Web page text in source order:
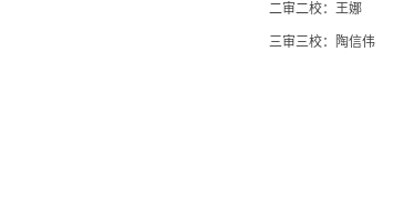
二审二校：王娜
三审三校：陶信伟